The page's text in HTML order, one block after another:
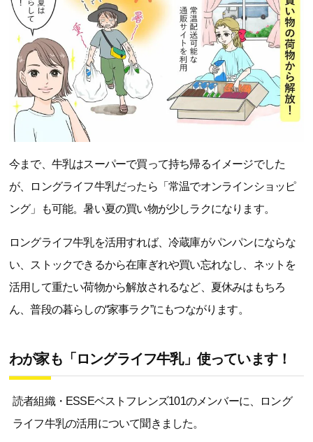
今まで、牛乳はスーパーで買って持ち帰るイメージでした
が、ロングライフ牛乳だったら「常温でオンラインショッピ
ング」も可能。暑い夏の買い物が少しラクになります。
ロングライフ牛乳を活用すれば、冷蔵庫がパンパンにならな
い、ストックできるから在庫ぎれや買い忘れなし、ネットを
活用して重たい荷物から解放されるなど、夏休みはもちろ
ん、普段の暮らしの“家事ラク”にもつながります。
わが家も「ロングライフ牛乳」使っています！
読者組織・ESSEベストフレンズ101のメンバーに、ロング
ライフ牛乳の活用について聞きました。